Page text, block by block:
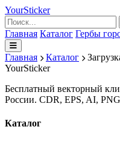
YourSticker
Главная Каталог Гербы
Главная Каталог
YourSticker
Бесплатный векторный
России. CDR, EPS, AI,
Каталог